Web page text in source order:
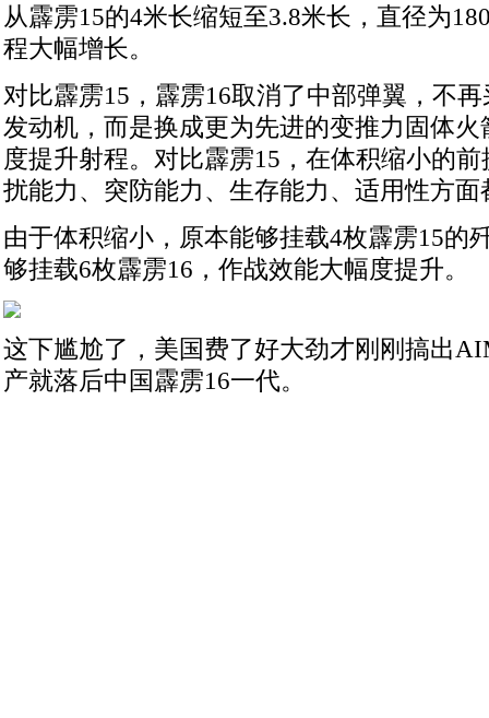
从霹雳15的4米长缩短至3.8米长，直径为
程大幅增长。
对比霹雳15，霹雳16取消了中部弹翼，不
发动机，而是换成更为先进的变推力固体
度提升射程。对比霹雳15，在体积缩小的
扰能力、突防能力、生存能力、适用性方
由于体积缩小，原本能够挂载4枚霹雳15的
够挂载6枚霹雳16，作战效能大幅度提升。
这下尴尬了，美国费了好大劲才刚刚搞出
产就落后中国霹雳16一代。